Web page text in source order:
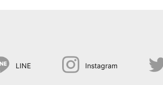
LINE Instagram